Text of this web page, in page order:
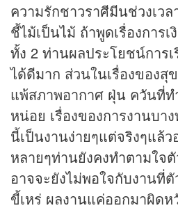
ความรักชาวราศีมีนช่วงเว
ชี้ไม้เป็นไม้ ถ้าพูดเรื่องการเ
ทั้ง 2 ท่านผลประโยชน์การ
ได้ดีมาก ส่วนในเรื่องของสุ
แพ้สภาพอากาศ ฝุ่น ควันที่
หน่อย เรื่องของการงานบา
นี้เป็นงานง่ายๆแต่จริงๆแล้
หลายๆท่านยังคงทำตามใจ
อาจจะยังไม่พอใจกับงานที่
ขี้เหร่ ผลงานแค่ออกมาผิด